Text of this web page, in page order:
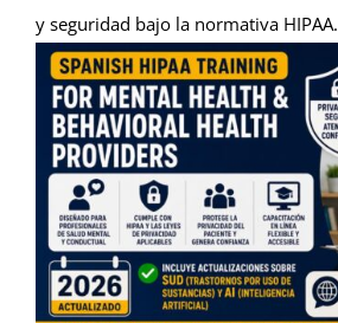
y seguridad bajo la normativa HIPAA.